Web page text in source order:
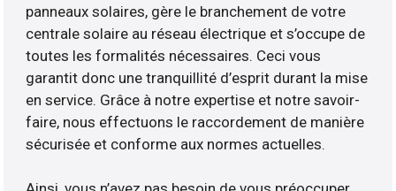
panneaux solaires, gère le branchement de votre
centrale solaire au réseau électrique et s’occupe de
toutes les formalités nécessaires. Ceci vous
garantit donc une tranquillité d’esprit durant la mise
en service. Grâce à notre expertise et notre savoir-
faire, nous effectuons le raccordement de manière
sécurisée et conforme aux normes actuelles.